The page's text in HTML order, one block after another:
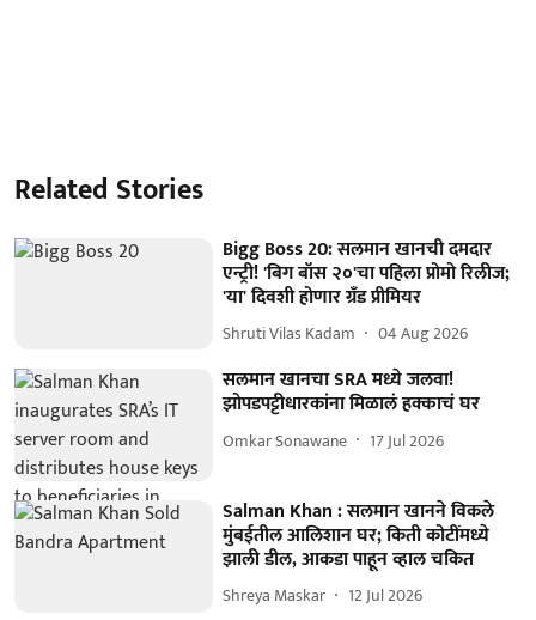
Related Stories
Bigg Boss 20: सलमान खानची दमदार
एन्ट्री! 'बिग बॉस २०'चा पहिला प्रोमो रिलीज;
'या' दिवशी होणार ग्रँड प्रीमियर
Shruti Vilas Kadam 04 Aug 2026
सलमान खानचा SRA मध्ये जलवा!
झोपडपट्टीधारकांना मिळालं हक्काचं घर
Omkar Sonawane 17 Jul 2026
Salman Khan : सलमान खानने विकले
मुंबईतील आलिशान घर; किती कोटींमध्ये
झाली डील, आकडा पाहून व्हाल चकित
Shreya Maskar 12 Jul 2026